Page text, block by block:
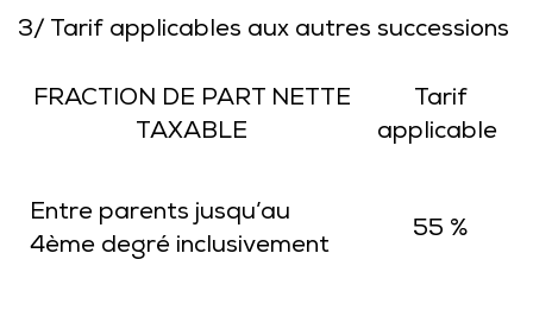
3/ Tarif applicables aux autres successions
FRACTION DE PART NETTE
TAXABLE
Tarif
applicable
Entre parents jusqu’au
4ème degré inclusivement
55 %